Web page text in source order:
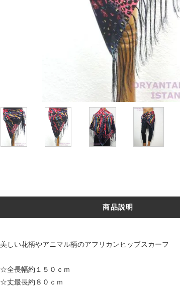
商品説明
美しい花柄やアニマル柄のアフリカンヒップスカーフ
☆全長幅約１５０ｃｍ
☆丈最長約８０ｃｍ